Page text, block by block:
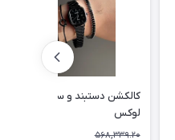
کالکشن دستبند و ساعت مشکی
لوکس
568,339.20